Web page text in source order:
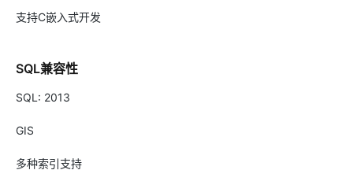
支持C嵌入式开发
SQL兼容性
SQL: 2013
GIS
多种索引支持